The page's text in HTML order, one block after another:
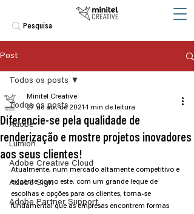
Post
Todos os posts
Adobe
Lumion
Adobe Creative Cloud
Adobe Sign
Adobe Partner Support
Todos os posts
Diferencie-se pela qualidade de
renderização e mostre projetos inovadores
aos seus clientes!
Minitel Creative
27 de abr. de 2021 1 min de leitura
Atualmente, num mercado altamente competitivo e
exigente como este, com um grande leque de
escolhas e opções para os clientes, torna-se
fundamental que as empresas encontrem formas